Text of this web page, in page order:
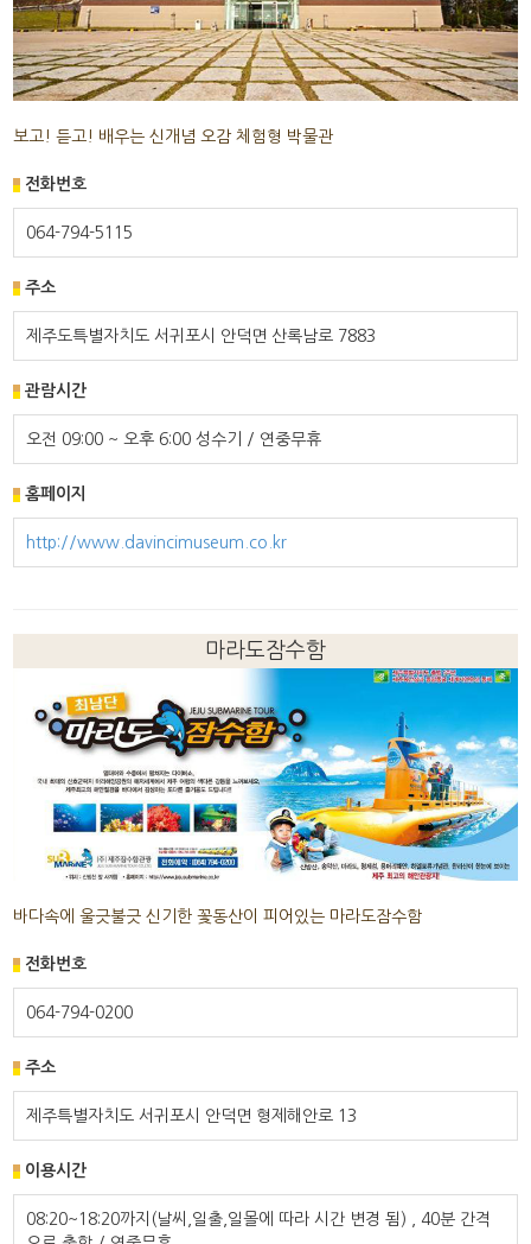
보고! 듣고! 배우는 신개념 오감 체험형 박물관
전화번호
064-794-5115
주소
제주도특별자치도 서귀포시 안덕면 산록남로 7883
관람시간
오전 09:00 ~ 오후 6:00 성수기 / 연중무휴
홈페이지
http://www.davincimuseum.co.kr
마라도잠수함
바다속에 울긋불긋 신기한 꽃동산이 피어있는 마라도잠수함
전화번호
064-794-0200
주소
제주특별자치도 서귀포시 안덕면 형제해안로 13
이용시간
08:20~18:20까지(날씨,일출,일몰에 따라 시간 변경 됨) , 40분 간격